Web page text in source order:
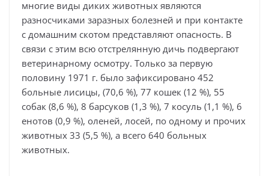
многие виды диких животных являются
разносчиками заразных болезней и при контакте
с домашним скотом представляют опасность. В
связи с этим всю отстрелянную дичь подвергают
ветеринарному осмотру. Только за первую
половину 1971 г. было зафиксировано 452
больные лисицы, (70,6 %), 77 кошек (12 %), 55
собак (8,6 %), 8 барсуков (1,3 %), 7 косуль (1,1 %), 6
енотов (0,9 %), оленей, лосей, по одному и прочих
животных 33 (5,5 %), а всего 640 больных
животных.